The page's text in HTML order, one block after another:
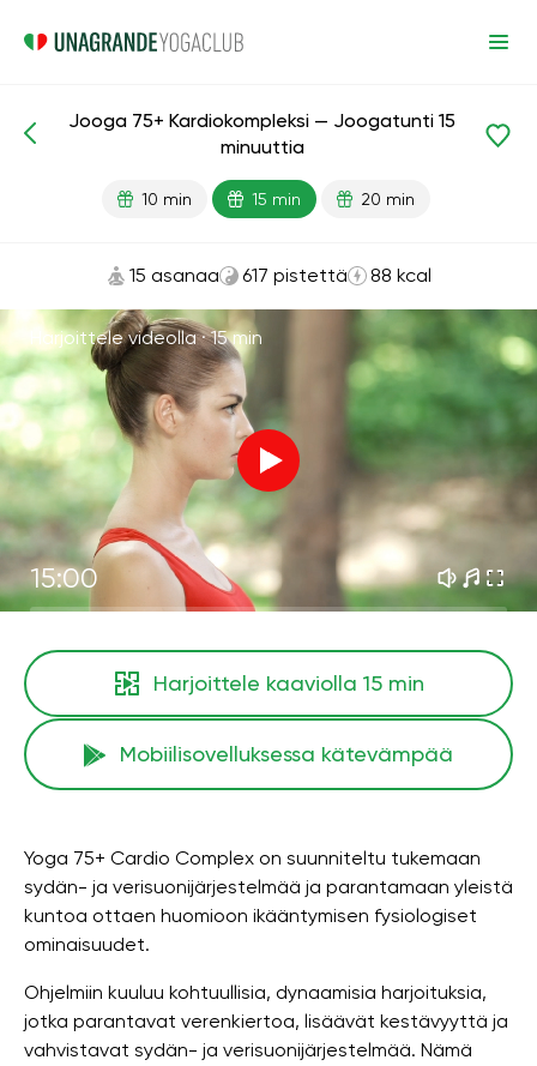
Ikä
Jooga 75+ Kardiokompleksi — Joogatunti 15
minuuttia
10 min 15 min 20 min
15 asanaa 617 pistettä 88 kcal
Harjoittele videolla ·15 min
15:00
Harjoittele kaaviolla 15 min
Mobiilisovelluksessa kätevämpää
Yoga 75+ Cardio Complex on suunniteltu tukemaan
sydän- ja verisuonijärjestelmää ja parantamaan yleistä
kuntoa ottaen huomioon ikääntymisen fysiologiset
ominaisuudet.
Ohjelmiin kuuluu kohtuullisia, dynaamisia harjoituksia,
jotka parantavat verenkiertoa, lisäävät kestävyyttä ja
vahvistavat sydän- ja verisuonijärjestelmää. Nämä